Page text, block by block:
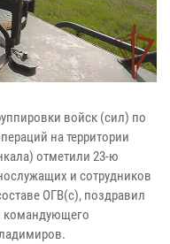
войск (сил) по
на территории
отметили 23-ю
и сотрудников
ОГВ(с), поздравил
командующего